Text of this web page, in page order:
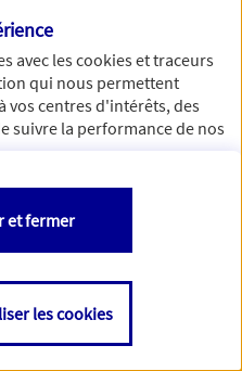
avec lescookies et traceurs
qui nous permettent
vos centres d'intérêts, des
suivre la performance de nos
les refuser comme de
allant sur
les cookies
et fermer